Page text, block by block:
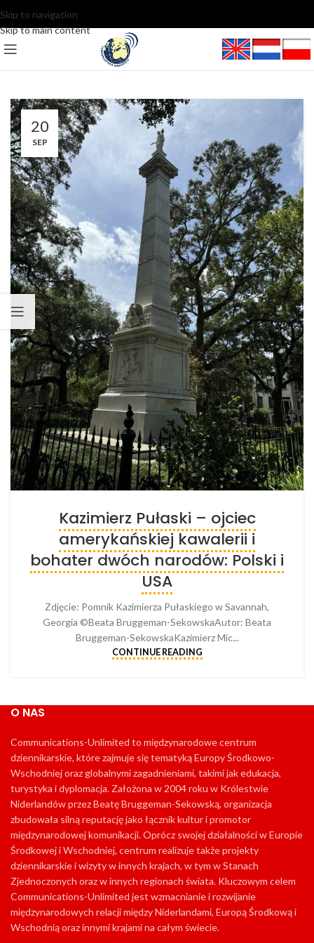
Skip to navigation
Skip to main content
20
SEP
Kazimierz Pułaski – ojciec
amerykańskiej kawalerii i
bohater dwóch narodów: Polski i
USA
Zdjęcie: Pomnik Kazimierza Pułaskiego w Savannah,
Georgia ©Beata Bruggeman-SekowskaAutor: Beata
Bruggeman-SekowskaKazimierz Mic...
CONTINUE READING
O NAS
Communications-Unlimited to międzynarodowe centrum
dziennikarskie, które zajmuje się tematyką Europy Środkowo-
Wschodniej oraz globalnymi zagadnieniami, takimi jak edukacja,
turystyka i dyplomacja. Założona w 2004 roku w Królestwie
Niderlandów przez Beatę Bruggeman-Sekowską, organizacja
zbudowała silną reputację jako łącznik kultur i promotor
międzynarodowej komunikacji. Oprócz swojej działalności w Europie
Środkowej i Wschodniej, centrum realizuje także projekty
dziennikarskie i wizyty w innych krajach, w tym w Stanach
Zjednoczonych oraz w innych regionach świata. Kluczowym celem
Communications-Unlimited jest wzmacnianie i rozwijanie
międzynarodowych relacji między Niderlandami, Europą Środkową i
Wschodnią oraz innymi krajami na całym świecie.